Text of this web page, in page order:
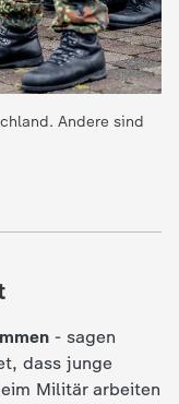
Andere sind
- sagen
dass junge
Militär arbeiten